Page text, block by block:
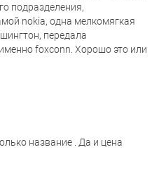
подразделения,
nokia, одна мелкомягкая
передала
foxconn. Хорошо это или
название . Да и цена